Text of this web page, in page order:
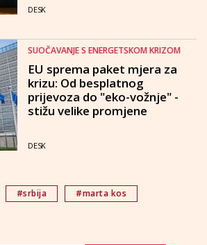
DESK
SUOČAVANJE S ENERGETSKOM KRIZOM
EU sprema paket mjera za
krizu: Od besplatnog
prijevoza do "eko-vožnje" -
stižu velike promjene
DESK
#srbija #marta kos